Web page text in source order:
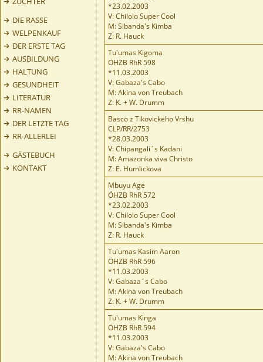
DIE RASSE
WELPENKAUF
DER ERSTE TAG
AUSBILDUNG
HALTUNG
GESUNDHEIT
LITERATUR
RR-NAMEN
DER LETZTE TAG
RR-ALLERLEI
GÄSTEBUCH
KONTAKT
*23.02.2003
V: Chilolo Super Cool
M: Sibanda's Kimba
Z: R. Hauck
Tu'umas Kigoma
ÖHZB RhR 598
*11.03.2003
V: Gabaza's Cabo
M: Akina von Treubach
Z: K. + W. Drumm
Basco z Tikovickeho Vrshu
CLP/RR/2753
*28.03.2003
V: Chipangali´s Kadani
M: Amazonka viva Christo
Z: E. Humlickova
Mbuyu Age
ÖHZB RhR 572
*23.02.2003
V: Chilolo Super Cool
M: Sibanda's Kimba
Z: R. Hauck
Tu'umas Kasim Aaron
ÖHZB RhR 596
*11.03.2003
V: Gabaza´s Cabo
M: Akina von Treubach
Z: K. + W. Drumm
Tu'umas Kinga
ÖHZB RhR 594
*11.03.2003
V: Gabaza's Cabo
M: Akina von Treubach